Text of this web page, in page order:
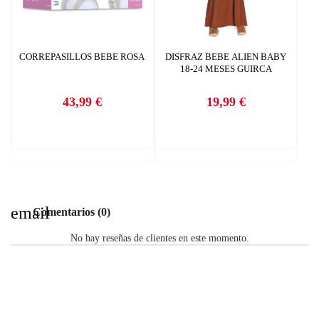
CORREPASILLOS BEBE ROSA
Precio
43,99 €
DISFRAZ BEBE ALIEN BABY
18-24 MESES GUIRCA
Precio
19,99 €
emailComentarios (0)
No hay reseñas de clientes en este momento.